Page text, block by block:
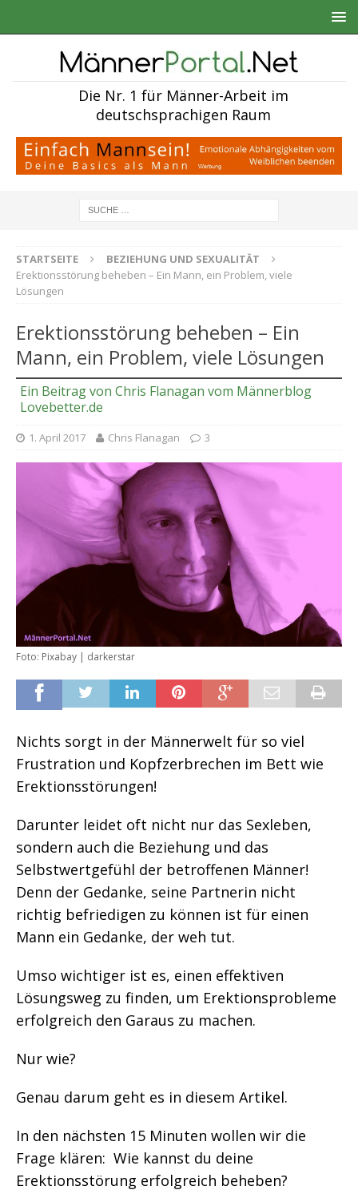
Die Nr. 1 für Männer-Arbeit im
deutschsprachigen Raum
STARTSEITE
BEZIEHUNG UND SEXUALITÄT
Erektionsstörung beheben – Ein Mann, ein Problem, viele
Lösungen
Erektionsstörung beheben – Ein
Mann, ein Problem, viele Lösungen
Ein Beitrag von Chris Flanagan vom Männerblog
Lovebetter.de
1. April 2017 Chris Flanagan 3
Foto: Pixabay | darkerstar
Nichts sorgt in der Männerwelt für so viel
Frustration und Kopfzerbrechen im Bett wie
Erektionsstörungen!
Darunter leidet oft nicht nur das Sexleben,
sondern auch die Beziehung und das
Selbstwertgefühl der betroffenen Männer!
Denn der Gedanke, seine Partnerin nicht
richtig befriedigen zu können ist für einen
Mann ein Gedanke, der weh tut.
Umso wichtiger ist es, einen effektiven
Lösungsweg zu finden, um Erektionsprobleme
erfolgreich den Garaus zu machen.
Nur wie?
Genau darum geht es in diesem Artikel.
In den nächsten 15 Minuten wollen wir die
Frage klären: Wie kannst du deine
Erektionsstörung erfolgreich beheben?